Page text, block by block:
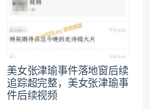
美女张津瑜事件落地窗后续
追踪超完整，美女张津瑜事
件后续视频